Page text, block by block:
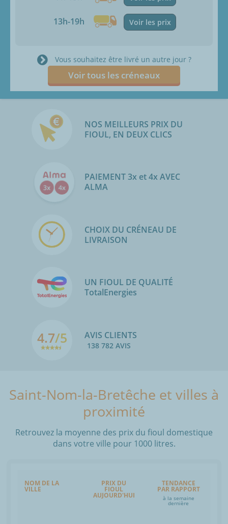
13h-19h Voir les prix
Vous souhaitez être livré un autre jour ?
Voir tous les créneaux
NOS MEILLEURS PRIX DU
FIOUL, EN DEUX CLICS
PAIEMENT 3x et 4x AVEC
ALMA
CHOIX DU CRÉNEAU DE
LIVRAISON
UN FIOUL DE QUALITÉ
TotalEnergies
4.7/5 AVIS CLIENTS
138 782 AVIS
Saint-Nom-la-Bretêche et villes à
proximité
Retrouvez la moyenne des prix du fioul domestique
dans votre ville pour 1000 litres.
NOM DE LA
VILLE
PRIX DU
FIOUL
AUJOURD'HUI
TENDANCE
PAR RAPPORT
à la semaine
dernière